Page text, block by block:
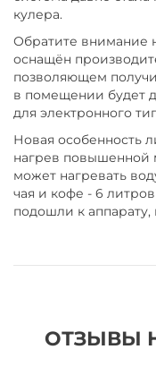
кулера.
Обратите внимание
оснащён
позволяющем
в помещении будет
для электронного
Новая особенность
нагрев повышенной
может нагревать
чая и кофе - 6
подошли к аппарату,
ОТЗЫВЫ